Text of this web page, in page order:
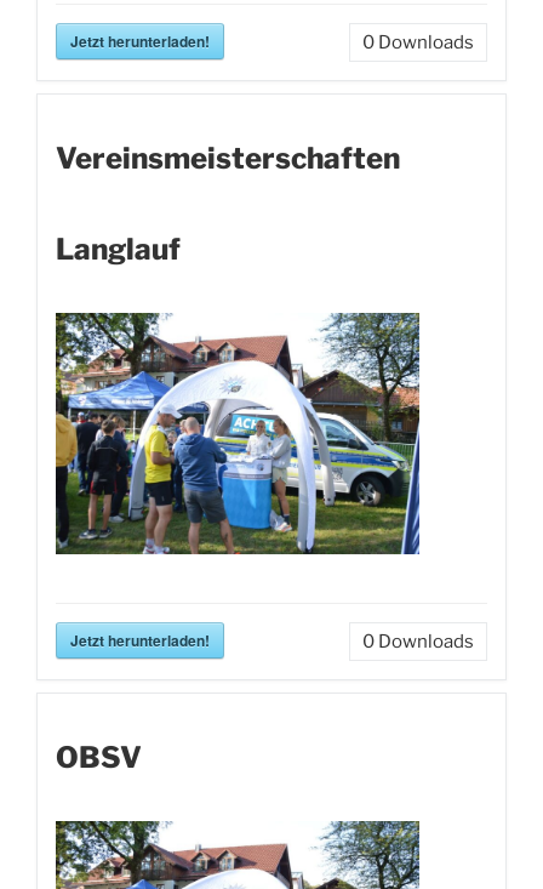
Jetzt herunterladen! 0 Downloads
Vereinsmeisterschaften
Langlauf
Jetzt herunterladen! 0 Downloads
OBSV